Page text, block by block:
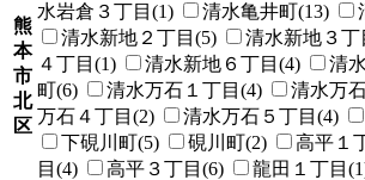
熊
本
市
北
区
水岩倉３丁目(1)
清水亀井町(13)
清水新地２丁目(5)
清水新地３丁
４丁目(1)
清水新地６丁目(4) 清
町(6)
清水万石１丁目(4) 清水万
万石４丁目(2)
清水万石５丁目(4)
下硯川町(5)
硯川町(2) 高平１
目(4)
高平３丁目(6) 龍田１丁目